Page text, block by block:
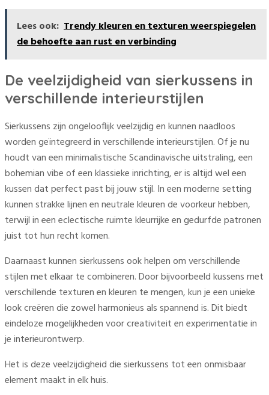
Lees ook: Trendy kleuren en texturen weerspiegelen
de behoefte aan rust en verbinding
De veelzijdigheid van sierkussens in
verschillende interieurstijlen
Sierkussens zijn ongelooflijk veelzijdig en kunnen naadloos
worden geïntegreerd in verschillende interieurstijlen. Of je nu
houdt van een minimalistische Scandinavische uitstraling, een
bohemian vibe of een klassieke inrichting, er is altijd wel een
kussen dat perfect past bij jouw stijl. In een moderne setting
kunnen strakke lijnen en neutrale kleuren de voorkeur hebben,
terwijl in een eclectische ruimte kleurrijke en gedurfde patronen
juist tot hun recht komen.
Daarnaast kunnen sierkussens ook helpen om verschillende
stijlen met elkaar te combineren. Door bijvoorbeeld kussens met
verschillende texturen en kleuren te mengen, kun je een unieke
look creëren die zowel harmonieus als spannend is. Dit biedt
eindeloze mogelijkheden voor creativiteit en experimentatie in
je interieurontwerp.
Het is deze veelzijdigheid die sierkussens tot een onmisbaar
element maakt in elk huis.